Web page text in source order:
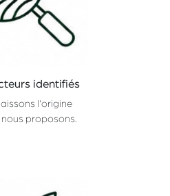
identifiés
l'origine
proposons.